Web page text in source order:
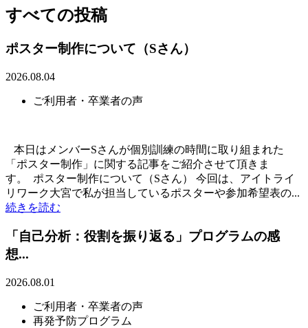
すべての投稿
ポスター制作について（Sさん）
2026.08.04
ご利用者・卒業者の声
本日はメンバーSさんが個別訓練の時間に取り組まれた
「ポスター制作」に関する記事をご紹介させて頂きま
す。 ポスター制作について（Sさん） 今回は、アイトライ
リワーク大宮で私が担当しているポスターや参加希望表の...
続きを読む
「自己分析：役割を振り返る」プログラムの感
想...
2026.08.01
ご利用者・卒業者の声
再発予防プログラム